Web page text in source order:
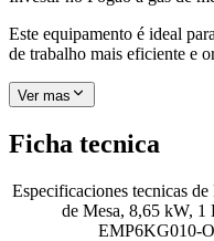
Este equipamento é ideal
de trabalho mais eficiente e
Ver mas
Ficha tecnica
Especificaciones tecnicas de
de Mesa, 8,65 kW, 1
EMP6KG010-O